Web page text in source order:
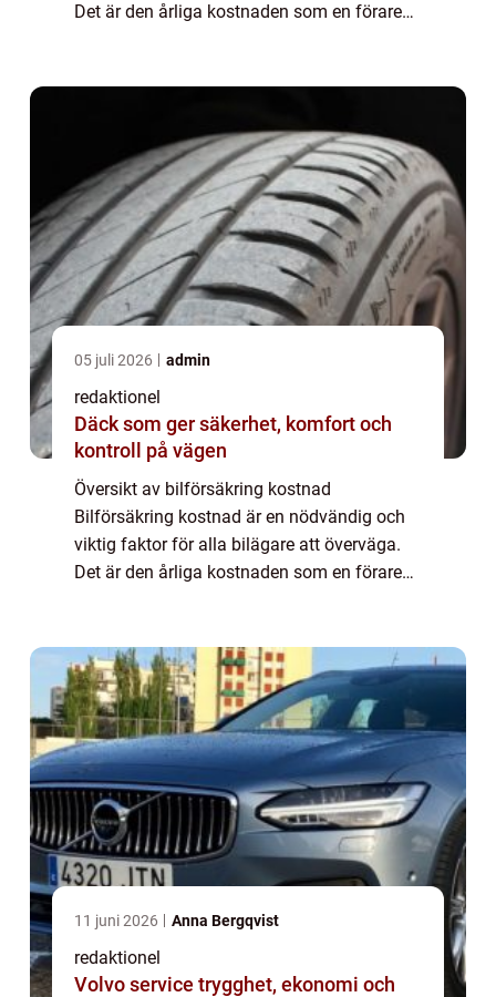
Det är den årliga kostnaden som en förare
05 juli 2026 admin
redaktionel
Däck som ger säkerhet, komfort och
kontroll på vägen
Översikt av bilförsäkring kostnad
Bilförsäkring kostnad är en nödvändig och
viktig faktor för alla bilägare att överväga.
Det är den årliga kostnaden som en förare
11 juni 2026 Anna Bergqvist
redaktionel
Volvo service trygghet, ekonomi och